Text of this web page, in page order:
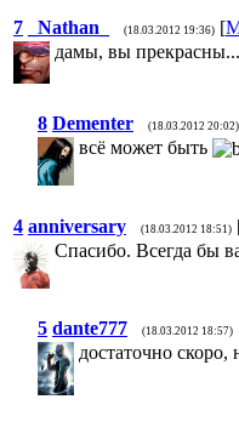
7 _Nathan_ (18.03.2012 19:36) [
дамы, вы
8 Dementer (18.03.2012 20:02)
всё может быть
4 anniversary (18.03.2012 18:51)
Спасибо. Всегда бы
5 dante777 (18.03.2012 18:57)
достаточно